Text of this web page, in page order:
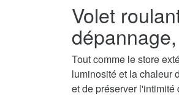
Volet
Tout comme le store
luminosité et la chaleur
et de préserver l'intimité